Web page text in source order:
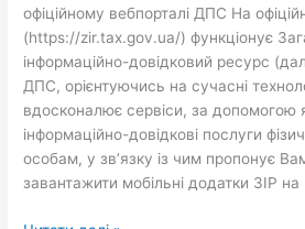
офіційному вебпорталі ДПС На
(https://zir.tax.gov.ua/) функціонує
інформаційно-довідковий ресурс
ДПС, орієнтуючись на сучасні
вдосконалює сервіси, за допомогою
інформаційно-довідкові послуги
особам, у зв’язку із чим пропонує
завантажити мобільні додатки ЗІР